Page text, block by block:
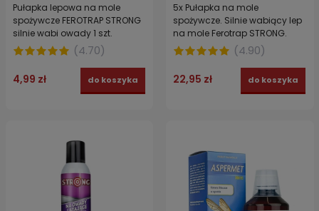
Pułapka lepowa na mole
spożywcze FEROTRAP STRONG
silnie wabi owady 1 szt.
(4.70)
4,99 zł do koszyka
5x Pułapka na mole
spożywcze. Silnie wabiący lep
na mole Ferotrap STRONG.
(4.90)
22,95 zł do koszyka